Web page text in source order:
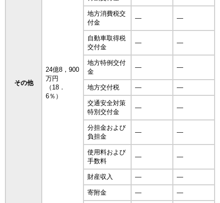
その他
24億8，900
万円
（18．
6％）
地方消費税交
付金
― ―
自動車取得税
交付金
― ―
地方特例交付
金
― ―
地方交付税 ― ―
交通安全対策
特別交付金
― ―
分担金および
負担金
― ―
使用料および
手数料
― ―
財産収入 ― ―
寄附金 ― ―